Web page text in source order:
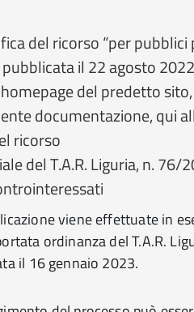
del ricorso “per
il 22 agosto
del predetto
documentazione, qui
ricorso
del T.A.R. Liguria, n. 76/
viene effettuate in
ordinanza del T.A.R.
il 16 gennaio 2023.